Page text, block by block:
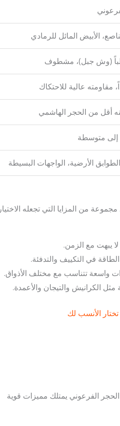
الأبيض المائل للرمادي
(وش جبل)، مشطوف
مقاومته عالية للاحتكاك
أقل من الحجر الهاشمي
إلى متوسطة
الطوابق الأرضية، الواجهات البسيطة
من المزايا التي تجعله الاختيار
يبهت مع الزمن.
في التكييف والتدفئة.
الكرانيش والتيجان والأعمدة.
الفرعوني يمتلك مميزات قوية